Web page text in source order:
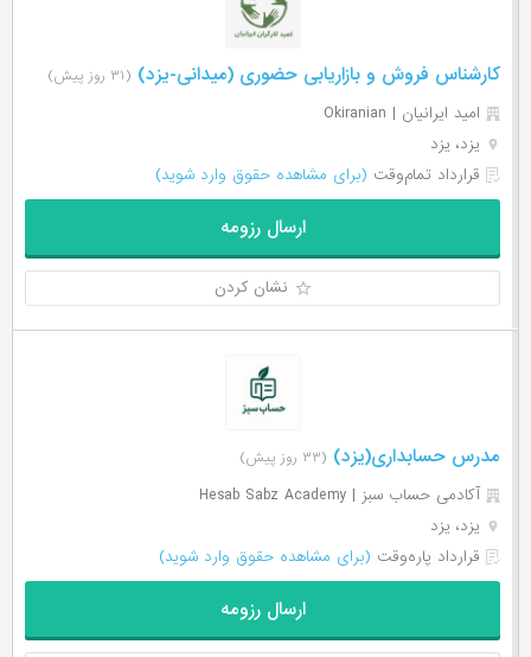
کارشناس فروش و بازاریابی حضوری (میدانی-یزد) (۳۱ روز پیش)
امید ایرانیان | Okiranian
یزد، یزد
قرارداد تمام‌وقت (برای مشاهده حقوق وارد شوید)
ارسال رزومه
نشان کردن
مدرس حسابداری(یزد) (۳۳ روز پیش)
آکادمی حساب سبز | Hesab Sabz Academy
یزد، یزد
قرارداد پاره‌وقت (برای مشاهده حقوق وارد شوید)
ارسال رزومه